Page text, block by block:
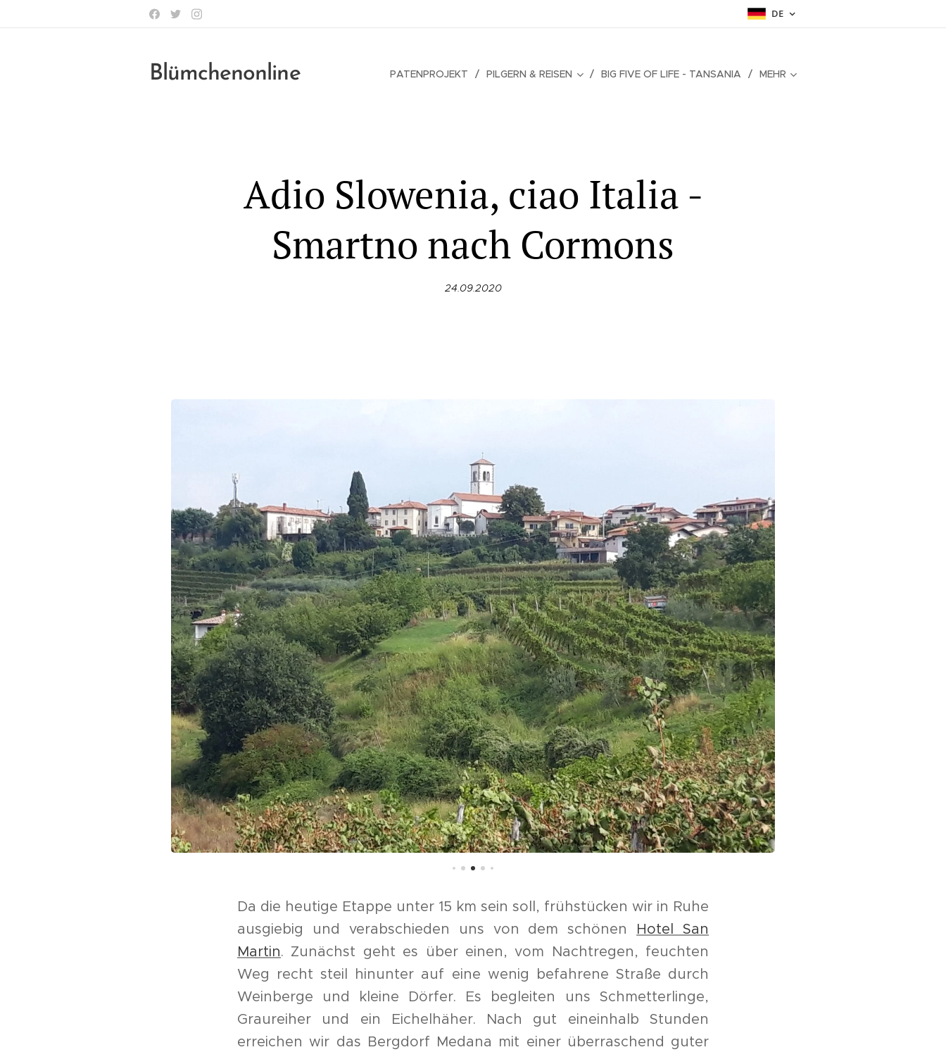
DE
Blümchenonline PATENPROJEKT PILGERN & REISEN BIG FIVE OF LIFE - TANSANIA MEHR
Adio Slowenia, ciao Italia -
Smartno nach Cormons
24.09.2020
Da die heutige Etappe unter 15 km sein soll, frühstücken wir in Ruhe
ausgiebig und verabschieden uns von dem schönen Hotel San
Martin. Zunächst geht es über einen, vom Nachtregen, feuchten
Weg recht steil hinunter auf eine wenig befahrene Straße durch
Weinberge und kleine Dörfer. Es begleiten uns Schmetterlinge,
Graureiher und ein Eichelhäher. Nach gut eineinhalb Stunden
erreichen wir das Bergdorf Medana mit einer überraschend guter